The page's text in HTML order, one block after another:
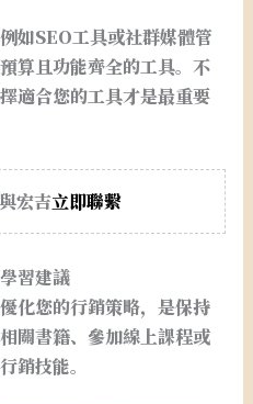
如SEO工具或社群媒體管
算且功能齊全的工具。不
適合您的工具才是最重要
宏吉立即聯繫
習建議
化您的行銷策略，是保持
關書籍、參加線上課程或
銷技能。